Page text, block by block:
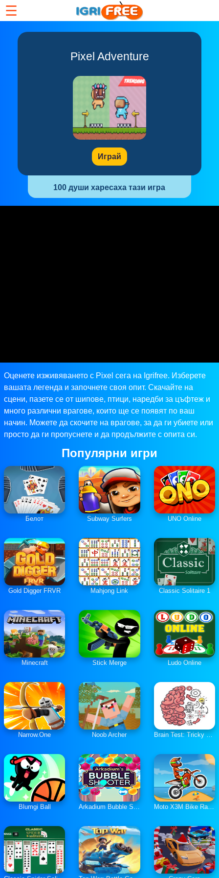
☰
Pixel Adventure
Играй
100 души харесаха тази игра
Оценете изживяването с Pixel сега на Igrifree. Изберете
вашата легенда и започнете своя опит. Скачайте на
сцени, пазете се от шипове, птици, наредби за цъфтеж и
много различни врагове, които ще се появят по ваш
начин. Можете да скочите на врагове, за да ги убиете или
просто да ги пропуснете и да продължите с опита си.
Популярни игри
Белот Subway Surfers UNO Online
Gold Digger FRVR Mahjong Link Classic Solitaire 1
Minecraft Stick Merge Ludo Online
Narrow.One Noob Archer Brain Test: Tricky Puzzles
Blumgi Ball Arkadium Bubble Shooter Moto X3M Bike Race Game